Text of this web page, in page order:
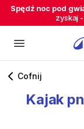
Spędź noc pod
zyskaj
Cofnij
Kajak